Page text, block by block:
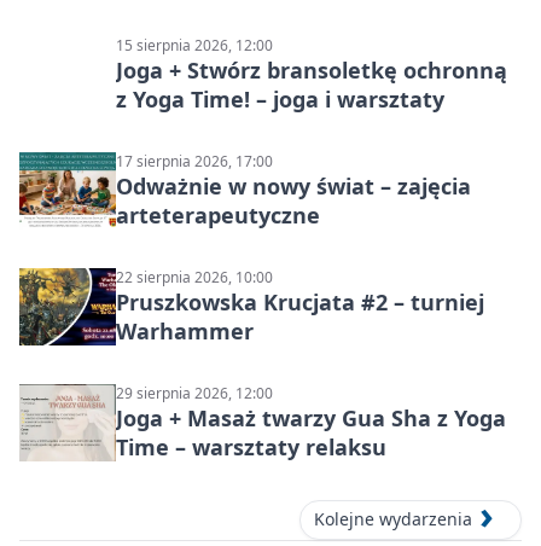
15 sierpnia 2026, 12:00
Joga + Stwórz bransoletkę ochronną
z Yoga Time! – joga i warsztaty
17 sierpnia 2026, 17:00
Odważnie w nowy świat – zajęcia
arteterapeutyczne
22 sierpnia 2026, 10:00
Pruszkowska Krucjata #2 – turniej
Warhammer
29 sierpnia 2026, 12:00
Joga + Masaż twarzy Gua Sha z Yoga
Time – warsztaty relaksu
Kolejne wydarzenia